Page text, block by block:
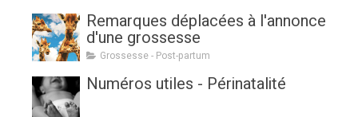
Remarques déplacées à l'annonce
d'une grossesse
Grossesse - Post-partum
Numéros utiles - Périnatalité